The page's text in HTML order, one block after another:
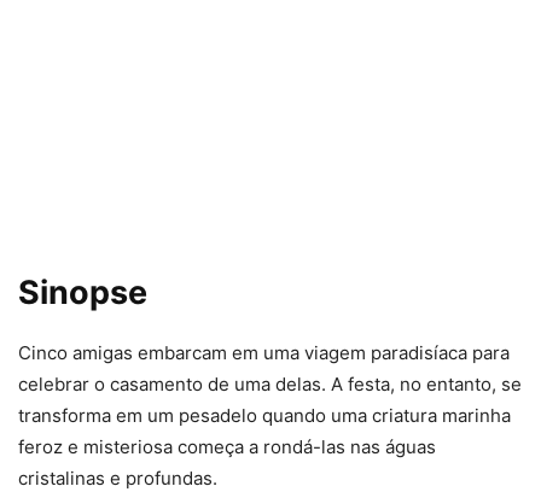
Sinopse
Cinco amigas embarcam em uma viagem paradisíaca para
celebrar o casamento de uma delas. A festa, no entanto, se
transforma em um pesadelo quando uma criatura marinha
feroz e misteriosa começa a rondá-las nas águas
cristalinas e profundas.